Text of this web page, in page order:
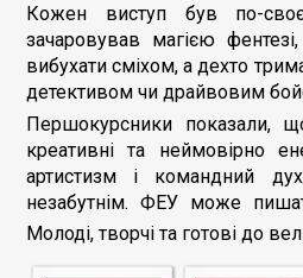
Кожен виступ був по-
зачаровував магією
вибухати сміхом, а дехто
детективом чи драйвовим
Першокурсники показали,
креативні та неймовірно
артистизм і командний
незабутнім. ФЕУ може
Молоді, творчі та готові до